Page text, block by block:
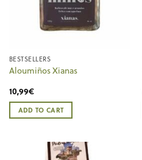
BESTSELLERS
Aloumiños Xianas
10,99€
ADD TO CART